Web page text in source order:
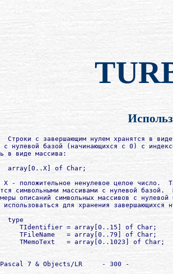
Строки с завершающим нулем хранятся в
с нулевой базой (начинающихся с 0) с
в виде массива:
array[0..X] of Char;
X - положительное ненулевое целое число.
символьными массивами с нулевой базой.
описаний символьных массивов с нулевой
использоваться для хранения завершающихся
type
TIdentifier = array[0..15] of Char;
TFileName   = array[0..79] of Char;
TMemoText   = array[0..1023] of Char;
7 & Objects/LR     - 300 -